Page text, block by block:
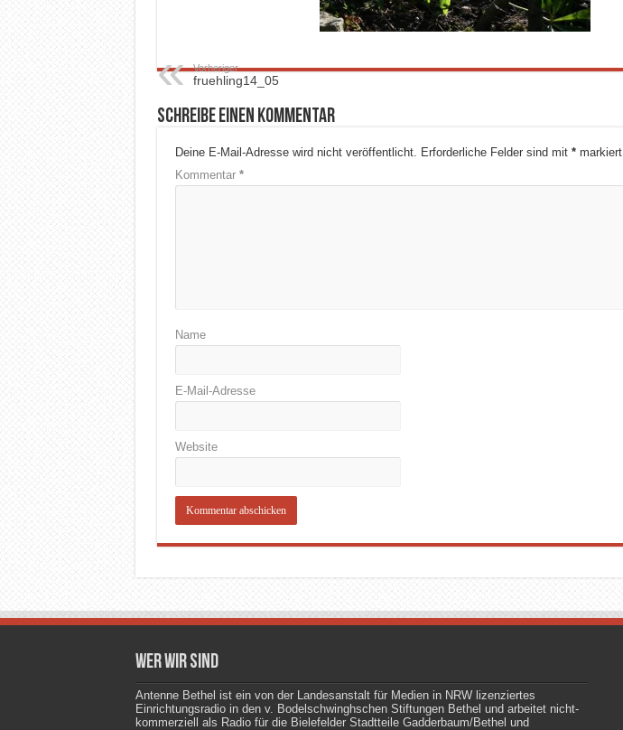
Vorheriger
fruehling14_05
Schreibe einen Kommentar
Deine E-Mail-Adresse wird nicht veröffentlicht. Erforderliche Felder sind mit *markiert
Kommentar *
Name
E-Mail-Adresse
Website
Wer wir sind
Antenne Bethel ist ein von der Landesanstalt für Medien in NRW lizenziertes
Einrichtungsradio in den v. Bodelschwinghschen Stiftungen Bethel und arbeitet nicht-
kommerziell als Radio für die Bielefelder Stadtteile Gadderbaum/Bethel und